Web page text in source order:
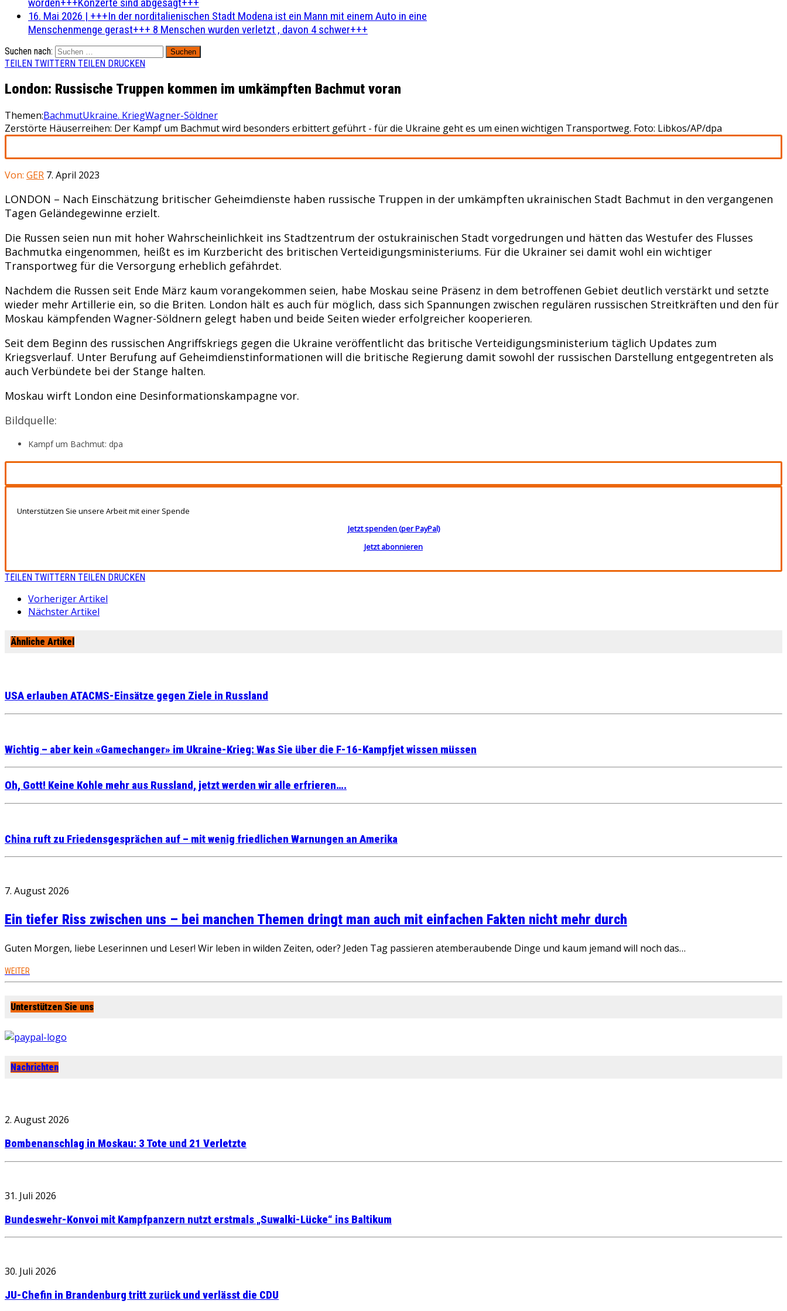
16. Mai 2026 | +++In der norditalienischen Stadt Modena ist ein Mann mit einem Auto in eine
Menschenmenge gerast+++ 8 Menschen wurden verletzt , davon 4 schwer+++
Suchen nach:
TEILEN TWITTERN TEILEN DRUCKEN
London: Russische Truppen kommen im umkämpften Bachmut voran
Themen:BachmutUkraine. KriegWagner-Söldner
Zerstörte Häuserreihen: Der Kampf um Bachmut wird besonders erbittert geführt - für die Ukraine geht es um einen wichtigen Transportweg. Foto: Libkos/AP/dpa
Von: GER 7. April 2023
LONDON – Nach Einschätzung britischer Geheimdienste haben russische Truppen in der umkämpften ukrainischen Stadt Bachmut in den vergangenen
Tagen Geländegewinne erzielt.
Die Russen seien nun mit hoher Wahrscheinlichkeit ins Stadtzentrum der ostukrainischen Stadt vorgedrungen und hätten das Westufer des Flusses
Bachmutka eingenommen, heißt es im Kurzbericht des britischen Verteidigungsministeriums. Für die Ukrainer sei damit wohl ein wichtiger
Transportweg für die Versorgung erheblich gefährdet.
Nachdem die Russen seit Ende März kaum vorangekommen seien, habe Moskau seine Präsenz in dem betroffenen Gebiet deutlich verstärkt und setzte
wieder mehr Artillerie ein, so die Briten. London hält es auch für möglich, dass sich Spannungen zwischen regulären russischen Streitkräften und den für
Moskau kämpfenden Wagner-Söldnern gelegt haben und beide Seiten wieder erfolgreicher kooperieren.
Seit dem Beginn des russischen Angriffskriegs gegen die Ukraine veröffentlicht das britische Verteidigungsministerium täglich Updates zum
Kriegsverlauf. Unter Berufung auf Geheimdienstinformationen will die britische Regierung damit sowohl der russischen Darstellung entgegentreten als
auch Verbündete bei der Stange halten.
Moskau wirft London eine Desinformationskampagne vor.
Bildquelle:
Kampf um Bachmut: dpa
Unterstützen Sie unsere Arbeit mit einer Spende
Jetzt spenden (per PayPal)
Jetzt abonnieren
TEILEN TWITTERN TEILEN DRUCKEN
Vorheriger Artikel
Nächster Artikel
Ähnliche Artikel
USA erlauben ATACMS-Einsätze gegen Ziele in Russland
Wichtig – aber kein «Gamechanger» im Ukraine-Krieg: Was Sie über die F-16-Kampfjet wissen müssen
Oh, Gott! Keine Kohle mehr aus Russland, jetzt werden wir alle erfrieren….
China ruft zu Friedensgesprächen auf – mit wenig friedlichen Warnungen an Amerika
7. August 2026
Ein tiefer Riss zwischen uns – bei manchen Themen dringt man auch mit einfachen Fakten nicht mehr durch
Guten Morgen, liebe Leserinnen und Leser! Wir leben in wilden Zeiten, oder? Jeden Tag passieren atemberaubende Dinge und kaum jemand will noch das…
WEITER
Unterstützen Sie uns
Nachrichten
2. August 2026
Bombenanschlag in Moskau: 3 Tote und 21 Verletzte
31. Juli 2026
Bundeswehr-Konvoi mit Kampfpanzern nutzt erstmals „Suwalki-Lücke“ ins Baltikum
30. Juli 2026
JU-Chefin in Brandenburg tritt zurück und verlässt die CDU